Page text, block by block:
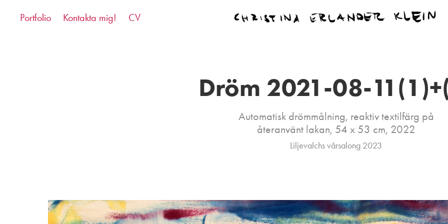
Portfolio Kontakta mig! CV
Dröm 2021-08-
Automatisk drömmålning, reaktiv textilfärg på
återanvänt lakan, 54 x 53 cm, 2022
Liljevalchs vårsalong 2023